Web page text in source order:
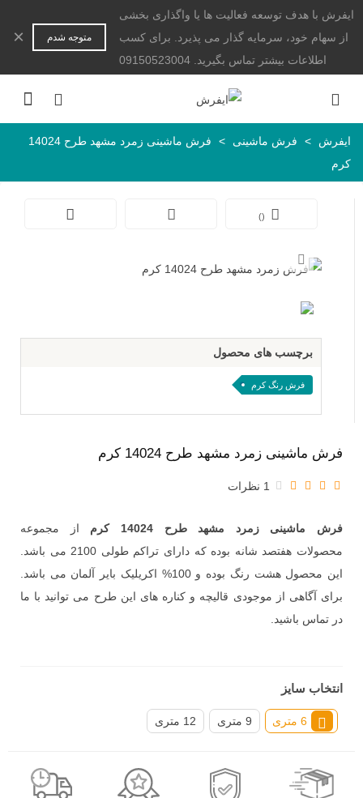
ایفرش با هدف توسعه فعالیت ها یا واگذاری بخشی
از سهام خود، سرمایه گذار می پذیرد. برای کسب
اطلاعات بیشتر تماس بگیرید. 09150523004
متوجه شدم ×
ایفرش > فرش ماشینی >
فرش ماشینی زمرد مشهد طرح 14024
کرم
(
)
برچسب های محصول
فرش رنگ کرم
فرش ماشینی زمرد مشهد طرح 14024 کرم
1 نظرات
فرش ماشینی زمرد مشهد طرح 14024 کرم
از مجموعه
محصولات هفتصد شانه بوده که دارای تراکم طولی 2100 می باشد.
این محصول هشت رنگ بوده و 100% اکریلیک بایر آلمان می باشد.
برای آگاهی از موجودی قالیچه و کناره های این طرح می توانید با ما
در تماس باشید.
انتخاب سایز
6 متری 9 متری 12 متری